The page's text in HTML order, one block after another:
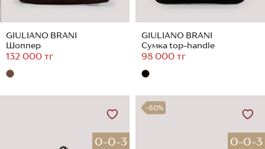
GIULIANO BRANI
Шоппер
132 000 тг
GIULIANO BRANI
Сумка top-handle
98 000 тг
0-0-3
-50%
0-0-3